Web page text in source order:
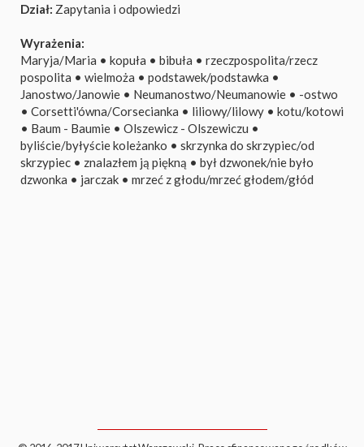
Dział: Zapytania i odpowiedzi
Wyrażenia:
Maryja/Maria • kopuła • bibuła • rzeczpospolita/rzecz
pospolita • wielmoża • podstawek/podstawka •
Janostwo/Janowie • Neumanostwo/Neumanowie • -ostwo
• Corsetti'ówna/Corsecianka • liliowy/lilowy • kotu/kotowi
• Baum - Baumie • Olszewicz - Olszewiczu •
byliście/byłyście koleżanko • skrzynka do skrzypiec/od
skrzypiec • znalazłem ją piękną • był dzwonek/nie było
dzwonka • jarczak • mrzeć z głodu/mrzeć głodem/głód